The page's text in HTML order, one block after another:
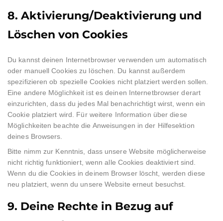
8. Aktivierung/Deaktivierung und
Löschen von Cookies
Du kannst deinen Internetbrowser verwenden um automatisch
oder manuell Cookies zu löschen. Du kannst außerdem
spezifizieren ob spezielle Cookies nicht platziert werden sollen.
Eine andere Möglichkeit ist es deinen Internetbrowser derart
einzurichten, dass du jedes Mal benachrichtigt wirst, wenn ein
Cookie platziert wird. Für weitere Information über diese
Möglichkeiten beachte die Anweisungen in der Hilfesektion
deines Browsers.
Bitte nimm zur Kenntnis, dass unsere Website möglicherweise
nicht richtig funktioniert, wenn alle Cookies deaktiviert sind.
Wenn du die Cookies in deinem Browser löscht, werden diese
neu platziert, wenn du unsere Website erneut besuchst.
9. Deine Rechte in Bezug auf